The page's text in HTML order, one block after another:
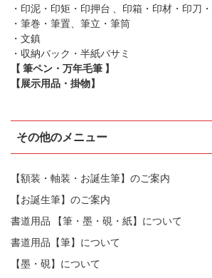
・印泥・印矩・印押台 、印箱・印材・印刀
・筆巻・筆置、筆立・筆筒
・文鎮
・収納バック・半紙バサミ
【 筆ペン・万年毛筆 】
【展示用品・掛物】
その他のメニュー
【額装・軸装・お誕生筆】のご案内
【お誕生筆】のご案内
書道用品 【筆・墨・硯・紙】について
書道用品【筆】について
【墨・硯】について